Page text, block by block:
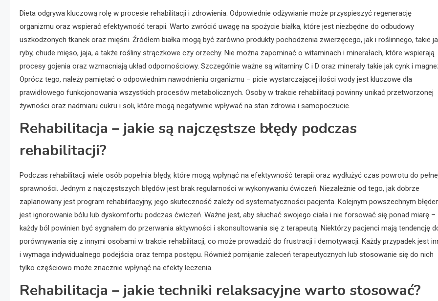
Dieta odgrywa kluczową rolę w procesie rehabilitacji i zdrowienia. Odpowiednie odżywianie może przyspieszyć regenerację
organizmu oraz wspierać efektywność terapii. Warto zwrócić uwagę na spożycie białka, które jest niezbędne do odbudowy
uszkodzonych tkanek oraz mięśni. Źródłem białka mogą być zarówno produkty pochodzenia zwierzęcego, jak i roślinnego, takie
ryby, chude mięso, jaja, a także rośliny strączkowe czy orzechy. Nie można zapominać o witaminach i minerałach, które wspierają
procesy gojenia oraz wzmacniają układ odpornościowy. Szczególnie ważne są witaminy C i D oraz minerały takie jak cynk i
Oprócz tego, należy pamiętać o odpowiednim nawodnieniu organizmu – picie wystarczającej ilości wody jest kluczowe dla
prawidłowego funkcjonowania wszystkich procesów metabolicznych. Osoby w trakcie rehabilitacji powinny unikać przetworzonej
żywności oraz nadmiaru cukru i soli, które mogą negatywnie wpływać na stan zdrowia i samopoczucie.
Rehabilitacja – jakie są najczęstsze błędy podczas
rehabilitacji?
Podczas rehabilitacji wiele osób popełnia błędy, które mogą wpłynąć na efektywność terapii oraz wydłużyć czas powrotu do
sprawności. Jednym z najczęstszych błędów jest brak regularności w wykonywaniu ćwiczeń. Niezależnie od tego, jak dobrze
zaplanowany jest program rehabilitacyjny, jego skuteczność zależy od systematyczności pacjenta. Kolejnym powszechnym
jest ignorowanie bólu lub dyskomfortu podczas ćwiczeń. Ważne jest, aby słuchać swojego ciała i nie forsować się ponad miarę –
każdy ból powinien być sygnałem do przerwania aktywności i skonsultowania się z terapeutą. Niektórzy pacjenci mają tendencję
porównywania się z innymi osobami w trakcie rehabilitacji, co może prowadzić do frustracji i demotywacji. Każdy przypadek jest
i wymaga indywidualnego podejścia oraz tempa postępu. Również pomijanie zaleceń terapeutycznych lub stosowanie się do nich
tylko częściowo może znacznie wpłynąć na efekty leczenia.
Rehabilitacja – jakie techniki relaksacyjne warto stosować?